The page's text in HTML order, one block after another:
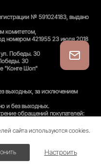
-70%
сайта используются cookies.
Настроить
№ 591024183, выдано
комитетом,
номером 421955 23 июля 2018
Победы. 30
30
"Конте Шоп"
выходных, за исключением
и без выходных.
обращений покупателей:
+375(152)50-94-35, email:
торговли и услуг